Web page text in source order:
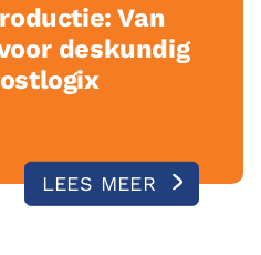
Van
deskundig
LEES MEER